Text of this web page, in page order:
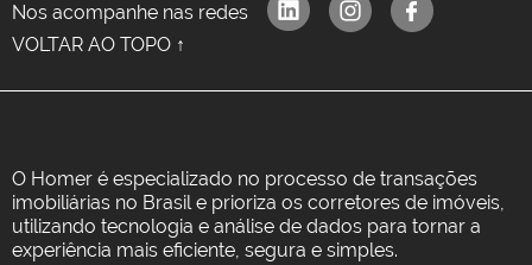
Nos acompanhe nas redes
VOLTAR AO TOPO ↑
O Homer é especializado no processo de transações
imobiliárias no Brasil e prioriza os corretores de imóveis,
utilizando tecnologia e análise de dados para tornar a
experiência mais eficiente, segura e simples.